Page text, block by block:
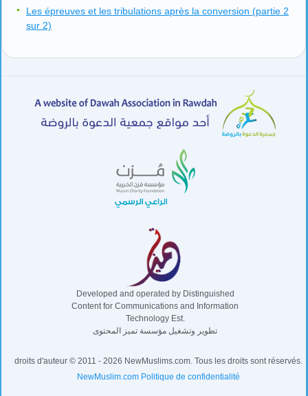
Les épreuves et les tribulations après la conversion (partie 2
sur 2)
Developed and operated by Distinguished
Content for Communications and Information
Technology Est.
تطوير وتشغيل مؤسسة تميز المحتوى
droits d'auteur © 2011 - 2026 NewMuslims.com. Tous les droits sont réservés.
NewMuslim.com Politique de confidentialité